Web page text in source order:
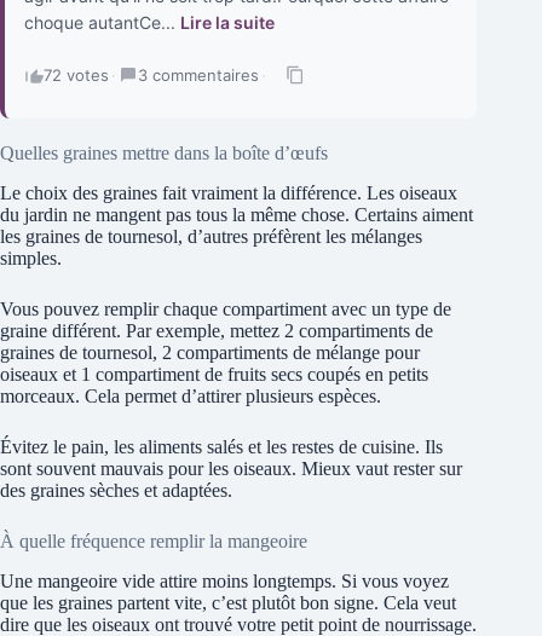
choque autantCe... Lire la suite
72 votes · 3 commentaires ·
Quelles graines mettre dans la boîte d’œufs
Le choix des graines fait vraiment la différence. Les oiseaux
du jardin ne mangent pas tous la même chose. Certains aiment
les graines de tournesol, d’autres préfèrent les mélanges
simples.
Vous pouvez remplir chaque compartiment avec un type de
graine différent. Par exemple, mettez 2 compartiments de
graines de tournesol, 2 compartiments de mélange pour
oiseaux et 1 compartiment de fruits secs coupés en petits
morceaux. Cela permet d’attirer plusieurs espèces.
Évitez le pain, les aliments salés et les restes de cuisine. Ils
sont souvent mauvais pour les oiseaux. Mieux vaut rester sur
des graines sèches et adaptées.
À quelle fréquence remplir la mangeoire
Une mangeoire vide attire moins longtemps. Si vous voyez
que les graines partent vite, c’est plutôt bon signe. Cela veut
dire que les oiseaux ont trouvé votre petit point de nourrissage.